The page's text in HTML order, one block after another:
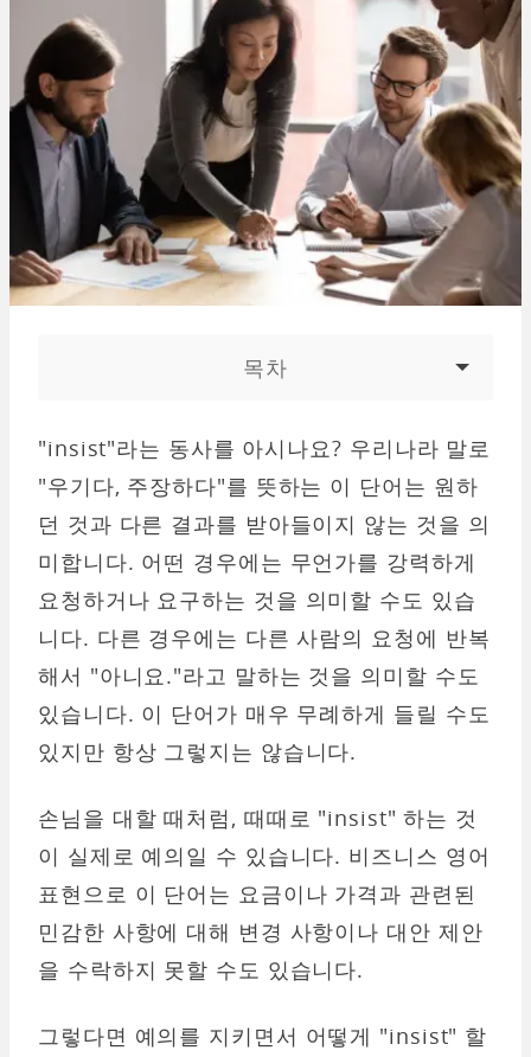
목차
"insist"라는 동사를 아시나요? 우리나라 말로
"우기다, 주장하다"를 뜻하는 이 단어는 원하
던 것과 다른 결과를 받아들이지 않는 것을 의
미합니다. 어떤 경우에는 무언가를 강력하게
요청하거나 요구하는 것을 의미할 수도 있습
니다. 다른 경우에는 다른 사람의 요청에 반복
해서 "아니요."라고 말하는 것을 의미할 수도
있습니다. 이 단어가 매우 무례하게 들릴 수도
있지만 항상 그렇지는 않습니다.
손님을 대할 때처럼, 때때로 "insist" 하는 것
이 실제로 예의일 수 있습니다. 비즈니스 영어
표현으로 이 단어는 요금이나 가격과 관련된
민감한 사항에 대해 변경 사항이나 대안 제안
을 수락하지 못할 수도 있습니다.
그렇다면 예의를 지키면서 어떻게 "insist" 할